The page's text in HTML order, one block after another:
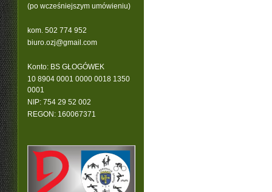
(po wcześniejszym umówieniu)
kom. 502 774 952
biuro.ozj@gmail.com
Konto: BS GŁOGÓWEK
10 8904 0001 0000 0018 1350
0001
NIP: 754 29 52 002
REGON: 160067371